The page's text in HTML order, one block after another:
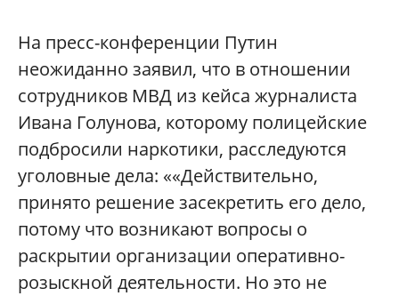
На пресс-конференции Путин
неожиданно заявил, что в отношении
сотрудников МВД из кейса журналиста
Ивана Голунова, которому полицейские
подбросили наркотики, расследуются
уголовные дела: ««Действительно,
принято решение засекретить его дело,
потому что возникают вопросы о
раскрытии организации оперативно-
розыскной деятельности. Но это не